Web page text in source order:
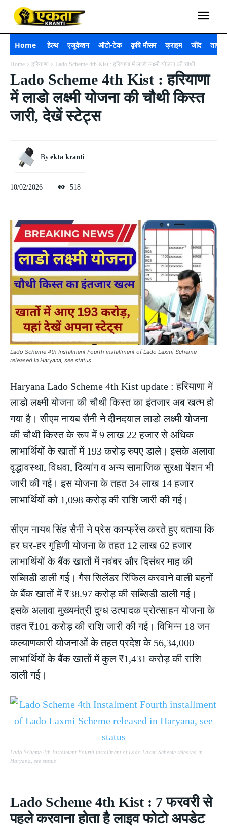
Home हेल्थ एजुकेशन ऑटो-टेक कृषि मौसम क्राइम जींद ताजा
Home हरियाणा Lado Scheme 4th Kist : हरियाणा में लाडो लक्ष्मी योजना की चौथी...
Lado Scheme 4th Kist : हरियाणा
में लाडो लक्ष्मी योजना की चौथी किस्त
जारी, देखें स्टेट्स
By ekta kranti
10/02/2026 518
Lado Scheme 4th Instalment Fourth installment of Lado Laxmi Scheme
released in Haryana, see status
Haryana Lado Scheme 4th Kist update : हरियाणा में
लाडो लक्ष्मी योजना की चौथी किस्त का इंतजार अब खत्म हो
गया है। सीएम नायब सैनी ने दीनदयाल लाडो लक्ष्मी योजना
की चौथी किस्त के रूप में 9 लाख 22 हजार से अधिक
लाभार्थियों के खातों में 193 करोड़ रुपए डाले। इसके अलावा
वृद्धावस्था, विधवा, दिव्यांग व अन्य सामाजिक सुरक्षा पेंशन भी
जारी की गई। इस योजना के तहत 34 लाख 14 हजार
लाभार्थियों को 1,098 करोड़ की राशि जारी की गई।
सीएम नायब सिंह सैनी ने प्रेस कान्फ्रेंस करते हुए बताया कि
हर घर-हर गृहिणी योजना के तहत 12 लाख 62 हजार
लाभार्थियों के बैंक खातों में नवंबर और दिसंबर माह की
सब्सिडी डाली गई। गैस सिलेंडर रिफिल करवाने वाली बहनों
के बैंक खातों में ₹38.97 करोड़ की सब्सिडी डाली गई।
इसके अलावा मुख्यमंत्री दुग्ध उत्पादक प्रोत्साहन योजना के
तहत ₹101 करोड़ की राशि जारी की गई। विभिन्न 18 जन
कल्याणकारी योजनाओं के तहत प्रदेश के 56,34,000
लाभार्थियों के बैंक खातों में कुल ₹1,431 करोड़ की राशि
डाली गई।
Lado Scheme 4th Instalment Fourth installment of Lado Laxmi Scheme released in
Haryana, see status
Lado Scheme 4th Kist : 7 फरवरी से
पहले करवाना होता है लाइव फोटो अपडेट